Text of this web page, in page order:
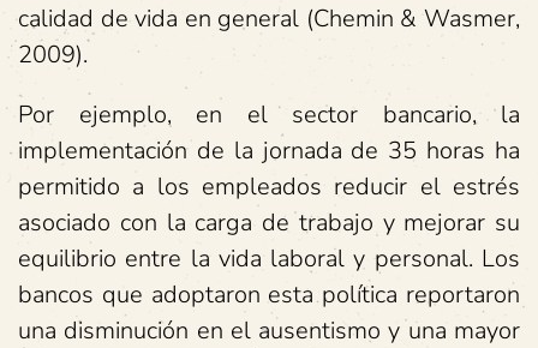
calidad de vida en general (Chemin & Wasmer,
2009).
Por ejemplo, en el sector bancario, la
implementación de la jornada de 35 horas ha
permitido a los empleados reducir el estrés
asociado con la carga de trabajo y mejorar su
equilibrio entre la vida laboral y personal. Los
bancos que adoptaron esta política reportaron
una disminución en el ausentismo y una mayor